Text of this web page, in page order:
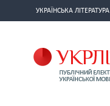
УКРАЇНСЬКА ЛІТЕРАТУРА